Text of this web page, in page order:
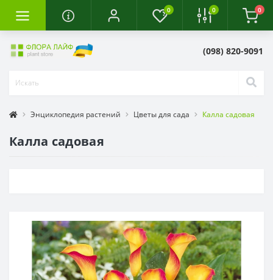
0 0 0
(098) 820-9091
Энциклопедия растений Цветы для сада Калла садовая
Калла садовая